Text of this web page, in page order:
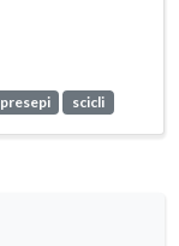
presepi scicli